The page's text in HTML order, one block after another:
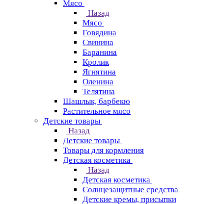
Мясо
Назад
Мясо
Говядина
Свинина
Баранина
Кролик
Ягнятина
Оленина
Телятина
Шашлык, барбекю
Растительное мясо
Детские товары
Назад
Детские товары
Товары для кормления
Детская косметика
Назад
Детская косметика
Солнцезащитные средства
Детские кремы, присыпки